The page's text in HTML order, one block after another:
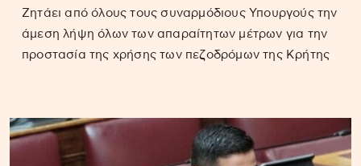
Ζητάει από όλους τους συναρμόδιους Υπουργούς την
άμεση λήψη όλων των απαραίτητων μέτρων για την
προστασία της χρήσης των πεζοδρόμων της Κρήτης